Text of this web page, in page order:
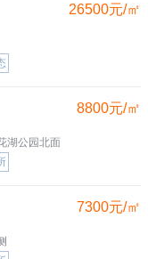
26500元/㎡
8800元/㎡
湖公园北面
7300元/㎡